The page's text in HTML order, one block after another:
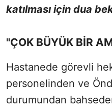
katılması için dua
"ÇOK BÜYÜK BİR
Hastanede görevli
personelinden ve
durumundan